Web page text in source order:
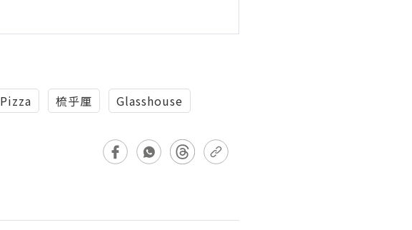
Pizza 梳乎厘 Glasshouse